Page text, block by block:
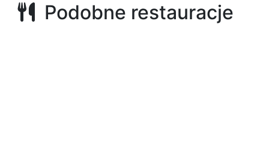
Podobne restauracje